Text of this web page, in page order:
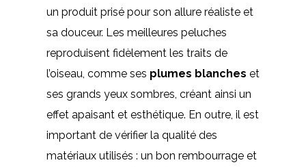
un produit prisé pour son allure réaliste et
sa douceur. Les meilleures peluches
reproduisent fidèlement les traits de
l’oiseau, comme ses plumes blanches et
ses grands yeux sombres, créant ainsi un
effet apaisant et esthétique. En outre, il est
important de vérifier la qualité des
matériaux utilisés : un bon rembourrage et